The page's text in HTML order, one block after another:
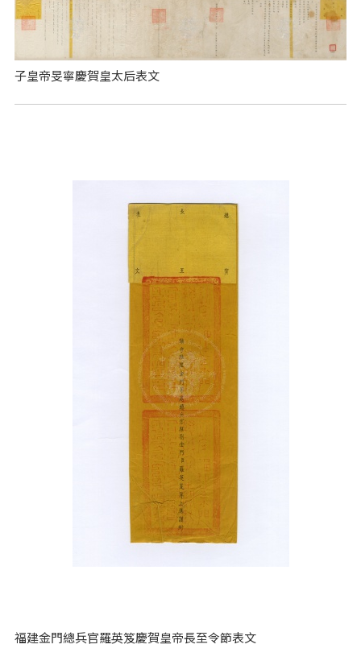
子皇帝旻寧慶賀皇太后表文
福建金門總兵官羅英笈慶賀皇帝長至令節表文